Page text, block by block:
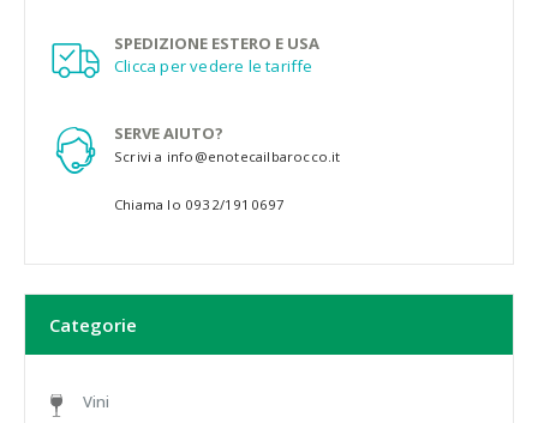
SPEDIZIONE ESTERO E USA
Clicca per vedere le tariffe
SERVE AIUTO?
Scrivi a info@enotecailbarocco.it
Chiama lo 0932/1910697
Categorie
Vini